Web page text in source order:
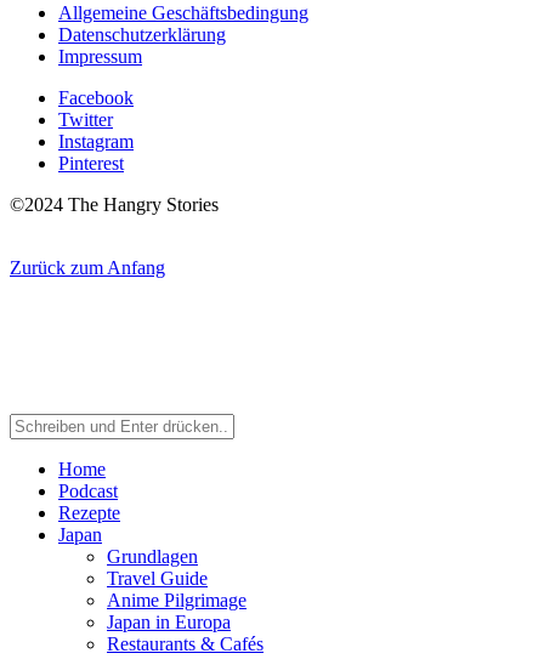
Allgemeine Geschäftsbedingung
Datenschutzerklärung
Impressum
Facebook
Twitter
Instagram
Pinterest
©2024 The Hangry Stories
Zurück zum Anfang
Home
Podcast
Rezepte
Japan
Grundlagen
Travel Guide
Anime Pilgrimage
Japan in Europa
Restaurants & Cafés